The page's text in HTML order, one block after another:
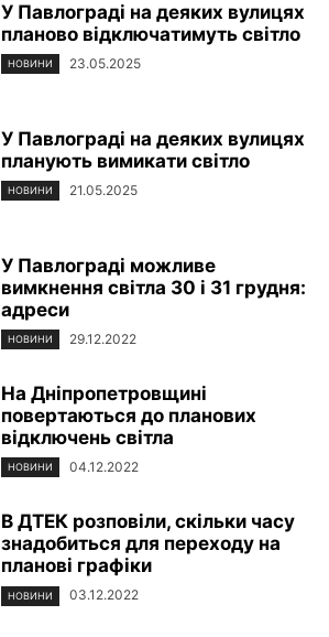
У Павлограді на деяких вулицях
планово відключатимуть світло
НОВИНИ 23.05.2025
У Павлограді на деяких вулицях
планують вимикати світло
НОВИНИ 21.05.2025
У Павлограді можливе
вимкнення світла 30 і 31 грудня:
адреси
НОВИНИ 29.12.2022
На Дніпропетровщині
повертаються до планових
відключень світла
НОВИНИ 04.12.2022
В ДТЕК розповіли, скільки часу
знадобиться для переходу на
планові графіки
НОВИНИ 03.12.2022